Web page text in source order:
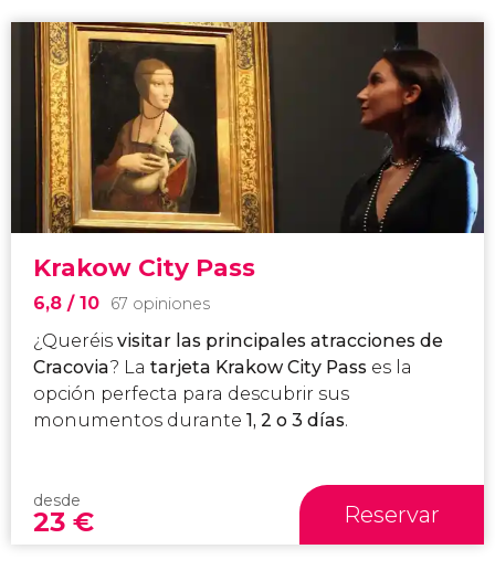
Krakow City Pass
6,8 / 10 67 opiniones
¿Queréis visitar las principales atracciones de
Cracovia? La tarjeta Krakow City Pass es la
opción perfecta para descubrir sus
monumentos durante 1, 2 o 3 días.
desde
23 € Reservar